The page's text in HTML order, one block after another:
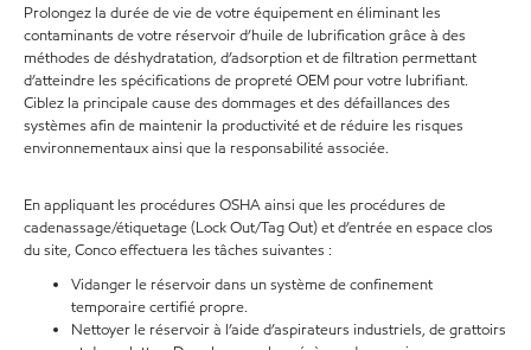
Prolongez la durée de vie de votre équipement en éliminant les
contaminants de votre réservoir d’huile de lubrification grâce à des
méthodes de déshydratation, d’adsorption et de filtration permettant
d’atteindre les spécifications de propreté OEM pour votre lubrifiant.
Ciblez la principale cause des dommages et des défaillances des
systèmes afin de maintenir la productivité et de réduire les risques
environnementaux ainsi que la responsabilité associée.
En appliquant les procédures OSHA ainsi que les procédures de
cadenassage/étiquetage (Lock Out/Tag Out) et d’entrée en espace clos
du site, Conco effectuera les tâches suivantes :
Vidanger le réservoir dans un système de confinement
temporaire certifié propre.
Nettoyer le réservoir à l’aide d’aspirateurs industriels, de grattoirs